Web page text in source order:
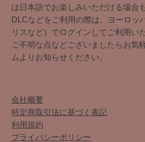
は日本語でお楽しみいただける場合
DLCなどをご利用の際は、ヨーロッ
リスなど）でログインしてご利用い
ご不明な点などございましたらお気
ムよりお知らせください。
会社概要
特定商取引法に基づく表記
利用規約
プライバシーポリシー